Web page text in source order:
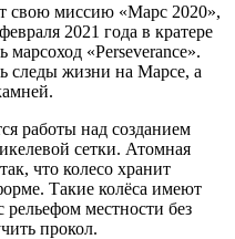
свою миссию «Марс 2020»,
2021 года в кратере
марсоход «Perseverance».
следы жизни на Марсе, а
работы над созданием
сетки. Атомная
что колесо хранит
Такие колёса имеют
местности без
прокол.